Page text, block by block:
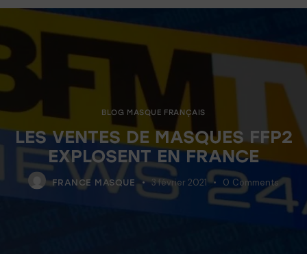
BLOG MASQUE FRANÇAIS
LES VENTES DE MASQUES FFP2
EXPLOSENT EN FRANCE
FRANCE MASQUE 3 février 2021 0 Comments